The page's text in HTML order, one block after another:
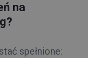
na
spełnione: